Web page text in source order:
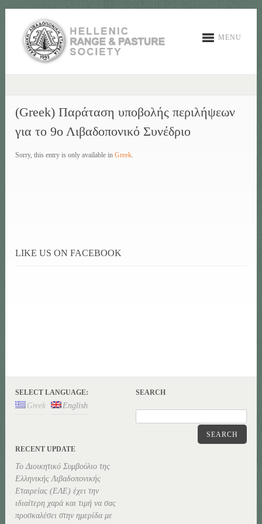
MENU
(Greek) Παράταση υποβολής περιλήψεων
για το 9ο Λιβαδοπονικό Συνέδριο
Sorry, this entry is only available inGreek.
LIKE US ON FACEBOOK
SELECT LANGUAGE:
Greek English
SEARCH
SEARCH
RECENT UPDATE
Το Διοικητικό Συμβούλιο της
Ελληνικής Λιβαδοπονικής
Εταιρείας (ΕΛΕ) έχει την
ιδιαίτερη χαρά και τιμή να σας
προσκαλέσει στην ημερίδα με